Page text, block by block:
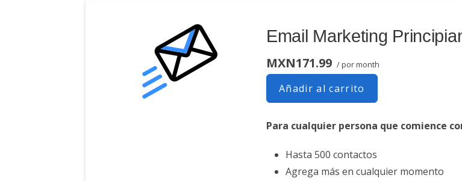
Email Marketing
MXN171.99 / por month
Añadir al carrito
Para cualquier persona que comience
Hasta 500 contactos
Agrega más en cualquier momento